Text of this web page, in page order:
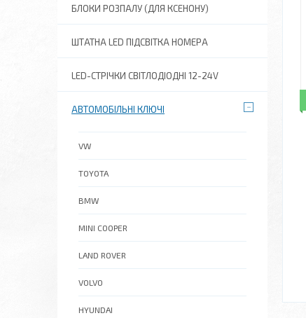
БЛОКИ РОЗПАЛУ (ДЛЯ КСЕНОНУ)
ШТАТНА LED ПІДСВІТКА НОМЕРА
LED-СТРІЧКИ СВІТЛОДІОДНІ 12-24V
АВТОМОБІЛЬНІ КЛЮЧІ
VW
TOYOTA
BMW
MINI COOPER
LAND ROVER
VOLVO
HYUNDAI